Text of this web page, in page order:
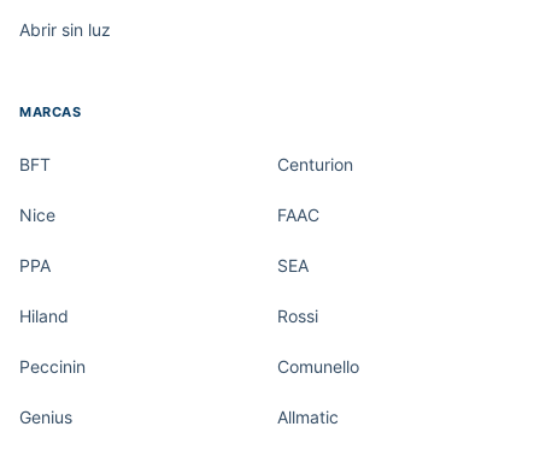
Abrir sin luz
MARCAS
BFT Centurion
Nice FAAC
PPA SEA
Hiland Rossi
Peccinin Comunello
Genius Allmatic